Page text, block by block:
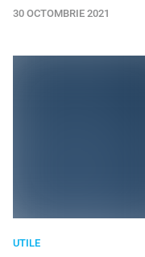
30 OCTOMBRIE 2021
UTILE